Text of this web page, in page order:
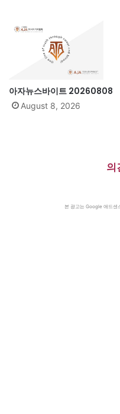
아자뉴스바이트 20260808
August 8, 2026
의
본 광고는 Google 애드센